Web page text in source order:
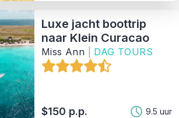
Matching Properties
Show Results
Luxe jacht boottrip
naar Klein Curacao
Miss Ann DAG TOURS
$150 p.p. 9.5 uur